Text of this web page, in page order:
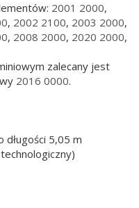
2001 2000,
, 2002 2100, 2003 2000,
, 2008 2000, 2020 2000,
zalecany jest
2016 0000.
5,05 m